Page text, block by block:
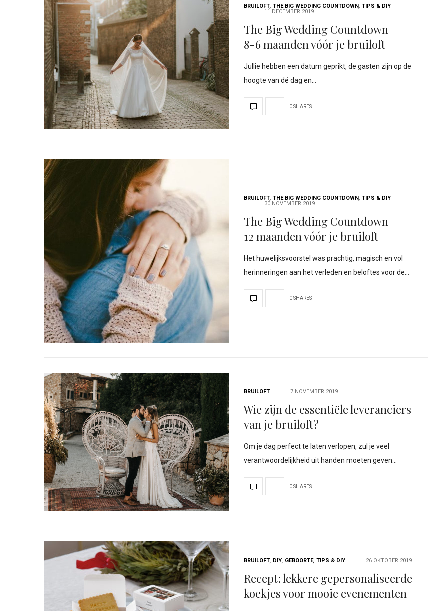
BRUILOFT, THE BIG WEDDING COUNTDOWN, TIPS & DIY
11 DECEMBER 2019
The Big Wedding Countdown
8-6 maanden vóór je bruiloft
Jullie hebben een datum geprikt, de gasten zijn op de
hoogte van dé dag en…
0 SHARES
BRUILOFT, THE BIG WEDDING COUNTDOWN, TIPS & DIY
30 NOVEMBER 2019
The Big Wedding Countdown
12 maanden vóór je bruiloft
Het huwelijksvoorstel was prachtig, magisch en vol
herinneringen aan het verleden en beloftes voor de…
0 SHARES
BRUILOFT 7 NOVEMBER 2019
Wie zijn de essentiële leveranciers
van je bruiloft?
Om je dag perfect te laten verlopen, zul je veel
verantwoordelijkheid uit handen moeten geven…
0 SHARES
BRUILOFT, DIY, GEBOORTE, TIPS & DIY 26 OKTOBER 2019
Recept: lekkere gepersonaliseerde
koekjes voor mooie evenementen